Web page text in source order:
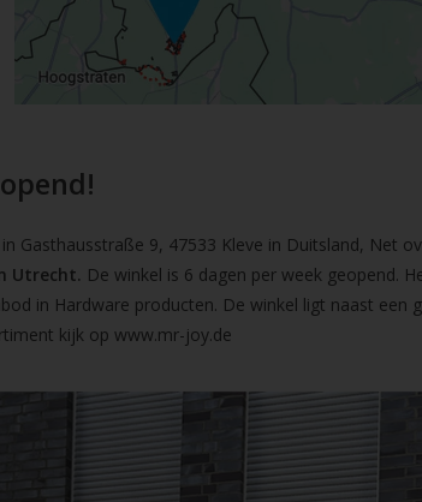
Gasthausstraße 9, 47533 Kleve in Duitsland, Net
Utrecht. De winkel is 6 dagen per week geopend.
in Hardware producten. De winkel ligt naast een
kijk op www.mr-joy.de